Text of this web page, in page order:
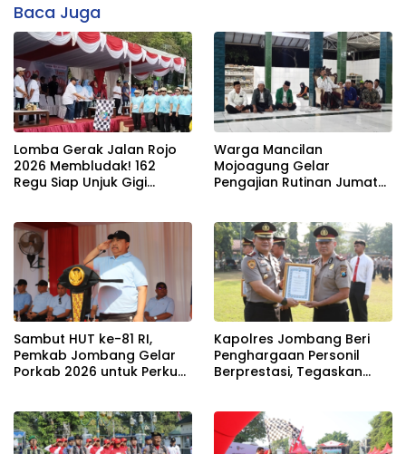
Baca Juga
Lomba Gerak Jalan Rojo
2026 Membludak! 162
Regu Siap Unjuk Gigi
Warga Mancilan
Mojoagung Gelar
Pengajian Rutinan Jumat
Sambut HUT ke-81 RI,
Pemkab Jombang Gelar
Porkab 2026 untuk Perkuat
Kapolres Jombang Beri
Penghargaan Personil
Berprestasi, Tegaskan
35